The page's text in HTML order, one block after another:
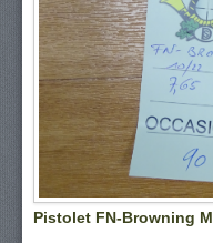
Pistolet FN-Browning